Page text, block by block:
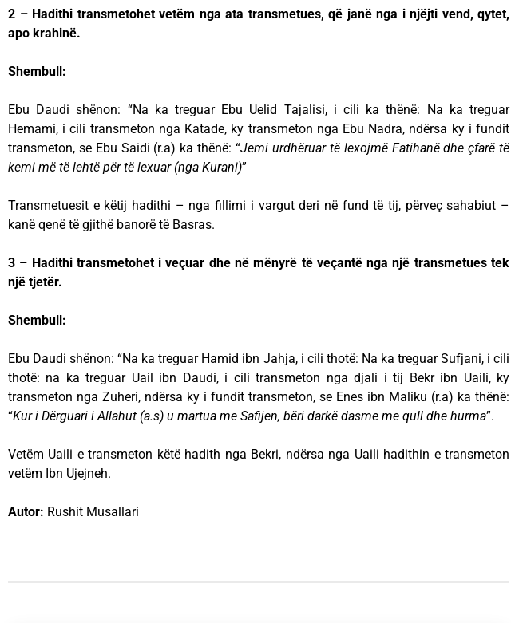
2 – Hadithi transmetohet vetëm nga ata transmetues, që janë nga i njëjti vend, qytet,
apo krahinë.
Shembull:
Ebu Daudi shënon: “Na ka treguar Ebu Uelid Tajalisi, i cili ka thënë: Na ka treguar
Hemami, i cili transmeton nga Katade, ky transmeton nga Ebu Nadra, ndërsa ky i fundit
transmeton, se Ebu Saidi (r.a) ka thënë: “Jemi urdhëruar të lexojmë Fatihanë dhe çfarë të
kemi më të lehtë për të lexuar (nga Kurani)”
Transmetuesit e këtij hadithi – nga fillimi i vargut deri në fund të tij, përveç sahabiut –
kanë qenë të gjithë banorë të Basras.
3 – Hadithi transmetohet i veçuar dhe në mënyrë të veçantë nga një transmetues tek
një tjetër.
Shembull:
Ebu Daudi shënon: “Na ka treguar Hamid ibn Jahja, i cili thotë: Na ka treguar Sufjani, i cili
thotë: na ka treguar Uail ibn Daudi, i cili transmeton nga djali i tij Bekr ibn Uaili, ky
transmeton nga Zuheri, ndërsa ky i fundit transmeton, se Enes ibn Maliku (r.a) ka thënë:
“Kur i Dërguari i Allahut (a.s) u martua me Safijen, bëri darkë dasme me qull dhe hurma”.
Vetëm Uaili e transmeton këtë hadith nga Bekri, ndërsa nga Uaili hadithin e transmeton
vetëm Ibn Ujejneh.
Autor: Rushit Musallari